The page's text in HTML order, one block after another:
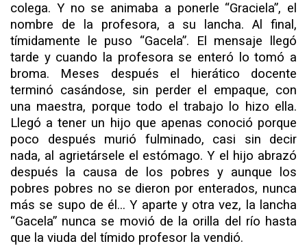
colega. Y no se ani­maba a ponerle “Graciela”, el
nombre de la profesora, a su lancha. Al final,
tímidamente le puso “Gacela”. El mensaje llegó
tarde y cuando la profesora se enteró lo tomó a
broma. Meses después el hierático docente
terminó casándose, sin perder el empaque, con
una maestra, porque todo el trabajo lo hizo ella.
Llegó a tener un hijo que apenas conoció porque
poco después murió fulminado, casi sin decir
nada, al agrietár­sele el estómago. Y el hijo abrazó
después la causa de los po­bres y aunque los
pobres pobres no se dieron por enterados, nunca
más se supo de él... Y aparte y otra vez, la lancha
“Ga­cela” nunca se movió de la orilla del río hasta
que la viuda del tímido profesor la vendió.